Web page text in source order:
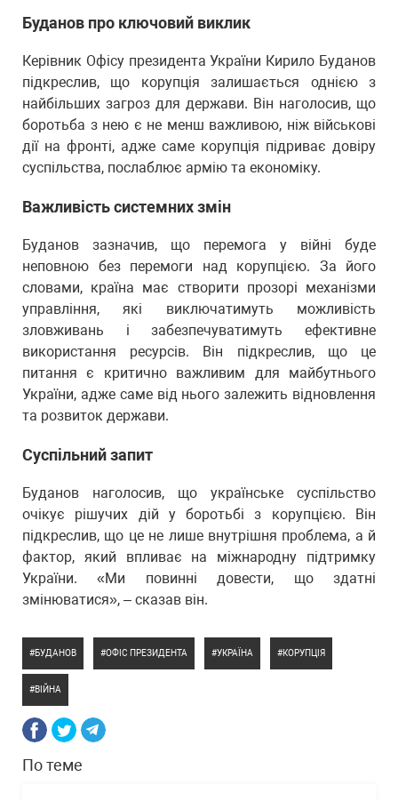
Буданов про ключовий виклик
Керівник Офісу президента України Кирило Буданов
підкреслив, що корупція залишається однією з
найбільших загроз для держави. Він наголосив, що
боротьба з нею є не менш важливою, ніж військові
дії на фронті, адже саме корупція підриває довіру
суспільства, послаблює армію та економіку.
Важливість системних змін
Буданов зазначив, що перемога у війні буде
неповною без перемоги над корупцією. За його
словами, країна має створити прозорі механізми
управління, які виключатимуть можливість
зловживань і забезпечуватимуть ефективне
використання ресурсів. Він підкреслив, що це
питання є критично важливим для майбутнього
України, адже саме від нього залежить відновлення
та розвиток держави.
Суспільний запит
Буданов наголосив, що українське суспільство
очікує рішучих дій у боротьбі з корупцією. Він
підкреслив, що це не лише внутрішня проблема, а й
фактор, який впливає на міжнародну підтримку
України. «Ми повинні довести, що здатні
змінюватися», – сказав він.
БУДАНОВ ОФІС ПРЕЗИДЕНТА УКРАЇНА КОРУПЦІЯ
ВІЙНА
По теме